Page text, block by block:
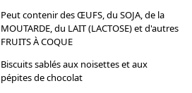
Peut contenir des ŒUFS, du SOJA, de la
MOUTARDE, du LAIT (LACTOSE) et d'autres
FRUITS À COQUE
Biscuits sablés aux noisettes et aux
pépites de chocolat